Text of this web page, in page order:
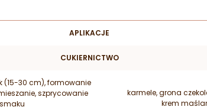
APLIKACJE
CUKIERNICTWO
(15-30 cm), formowanie
szprycowanie
karmele, grona
krem